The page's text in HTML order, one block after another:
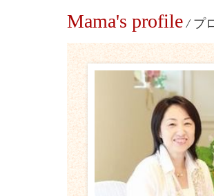
Mama's profile / プ